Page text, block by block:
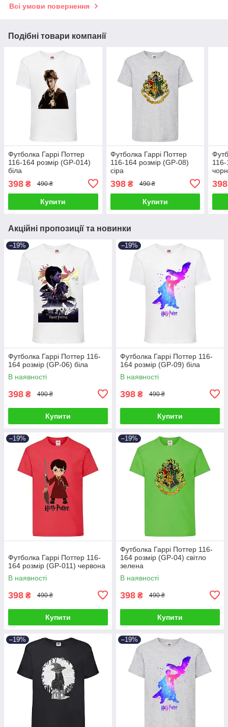
Всі умови повернення
Подібні товари компанії
Футболка Гаррі Поттер
116-164 розмір (GP-014)
біла
398 ₴ 490 ₴
Купити
Футболка Гаррі Поттер
116-164 розмір (GP-08)
сіра
398₴ 490 ₴
Купити
398
Акційні пропозиції та новинки
–19%
Футболка Гаррі Поттер 116-
164 розмір (GP-06) біла
В наявності
398 ₴ 490 ₴
Купити
–19%
Футболка Гаррі Поттер 116-
164 розмір (GP-09) біла
В наявності
398 ₴ 490 ₴
Купити
–19%
Футболка Гаррі Поттер 116-
164 розмір (GP-011) червона
В наявності
398 ₴ 490 ₴
Купити
–19%
Футболка Гаррі Поттер 116-
164 розмір (GP-04) світло
зелена
В наявності
398 ₴ 490 ₴
Купити
–19% –19%